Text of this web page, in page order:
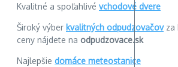
Kvalitné a spoľahlivé vchodové dvere
Široký výber kvalitných odpudzovačovza
ceny nájdete na odpudzovace.sk
Najlepšie domáce meteostanice